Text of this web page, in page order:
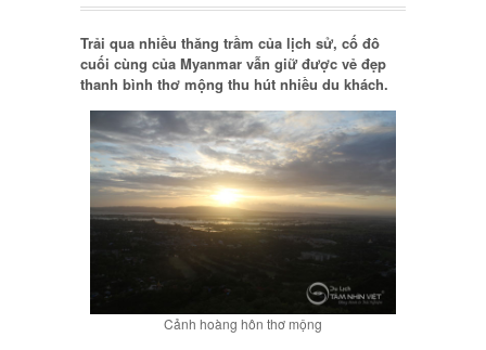
Trải qua nhiều thăng trầm của lịch sử, cố đô
cuối cùng của Myanmar vẫn giữ được vẻ đẹp
thanh bình thơ mộng thu hút nhiều du khách.
Cảnh hoàng hôn thơ mộng